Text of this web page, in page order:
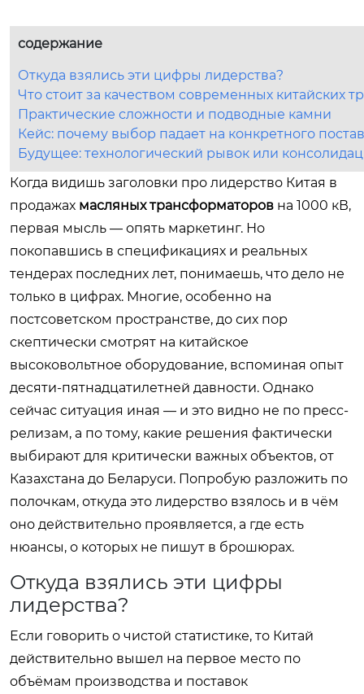
содержание
Откуда взялись эти цифры лидерства?
Что стоит за качеством современных китайских
Практические сложности и подводные камни
Кейс: почему выбор падает на конкретного
Будущее: технологический рывок или
Когда видишь заголовки про лидерство Китая в
продажах масляных трансформаторов на 1000 кВ,
первая мысль — опять маркетинг. Но
покопавшись в спецификациях и реальных
тендерах последних лет, понимаешь, что дело не
только в цифрах. Многие, особенно на
постсоветском пространстве, до сих пор
скептически смотрят на китайское
высоковольтное оборудование, вспоминая опыт
десяти-пятнадцатилетней давности. Однако
сейчас ситуация иная — и это видно не по пресс-
релизам, а по тому, какие решения фактически
выбирают для критически важных объектов, от
Казахстана до Беларуси. Попробую разложить по
полочкам, откуда это лидерство взялось и в чём
оно действительно проявляется, а где есть
нюансы, о которых не пишут в брошюрах.
Откуда взялись эти цифры
лидерства?
Если говорить о чистой статистике, то Китай
действительно вышел на первое место по
объёмам производства и поставок